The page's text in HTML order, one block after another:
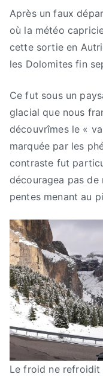
Après un faux
où la météo
cette sortie en
les Dolomites fin
Ce fut sous un
glacial que nous
découvrîmes le «
marquée par les
contraste fut
découragea pas
pentes menant au
Le froid ne refroidit